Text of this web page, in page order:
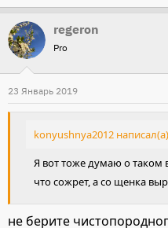
regeron
Pro
23 Январь 2019
konyushnya2012
Я вот тоже думаю о таком
что сожрет, а со щенка
не берите